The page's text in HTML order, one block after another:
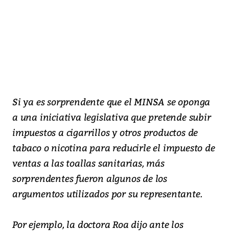
Si ya es sorprendente que el MINSA se oponga
a una iniciativa legislativa que pretende subir
impuestos a cigarrillos y otros productos de
tabaco o nicotina para reducirle el impuesto de
ventas a las toallas sanitarias, más
sorprendentes fueron algunos de los
argumentos utilizados por su representante.
Por ejemplo, la doctora Roa dijo ante los